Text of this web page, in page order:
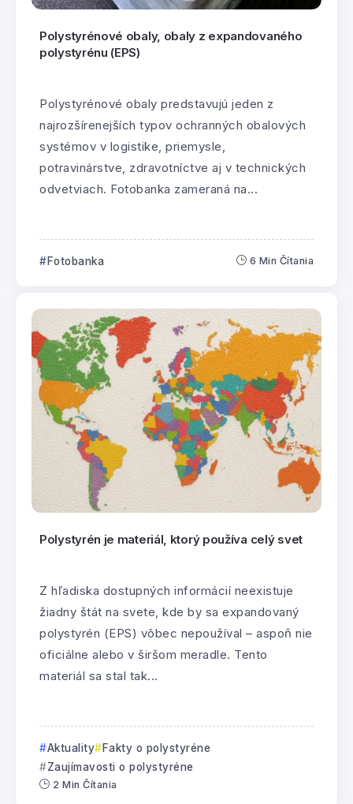
Polystyrénové obaly, obaly z expandovaného
polystyrénu (EPS)
Polystyrénové obaly predstavujú jeden z
najrozšírenejších typov ochranných obalových
systémov v logistike, priemysle,
potravinárstve, zdravotníctve aj v technických
odvetviach. Fotobanka zameraná na...
Fotobanka 6 Min Čítania
Polystyrén je materiál, ktorý používa celý svet
Z hľadiska dostupných informácií neexistuje
žiadny štát na svete, kde by sa expandovaný
polystyrén (EPS) vôbec nepoužíval – aspoň nie
oficiálne alebo v širšom meradle. Tento
materiál sa stal tak...
Aktuality
Fakty o polystyréne
Zaujímavosti o polystyréne
2 Min Čítania